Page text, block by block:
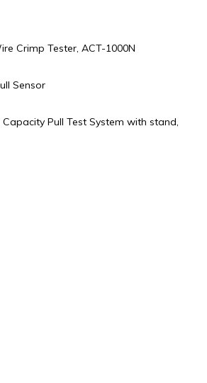
Crimp Tester, ACT-1000N
Sensor
Pull Test System with stand,